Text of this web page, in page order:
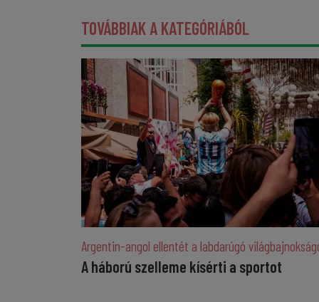
TOVÁBBIAK A KATEGÓRIÁBÓL
Argentin-angol ellentét a labdarúgó
A háború szelleme kísérti a sportot